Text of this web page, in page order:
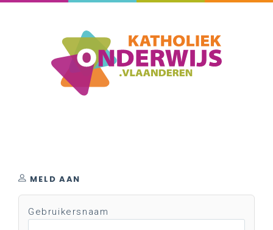
MELD AAN
Gebruikersnaam